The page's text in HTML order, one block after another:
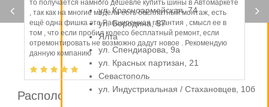
то получается намного дешевле купить шины в Автомаркете
, так как на многие модели есть бесплатный монтаж, есть
ещё одна фишка это Расширенная гарантия , смысл ее в
том , что если пробил колесо бесплатный ремонт, если
отремонтировать не возможно дадут новое . Рекомендую
данную компанию
Расположение шинных центров компании
ул. Красноармейская, 74
ул. Бородина, 57
Ялта
ул. Спендиарова, 9а
ул. Красных партизан, 21
Севастополь
ул. Индустриальная / Стахановцев, 10б